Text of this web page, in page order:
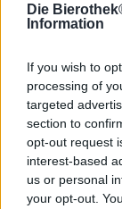
Die
Information
If you wish to
processing of
targeted
section to
opt-out request
interest-based
us or personal
your opt-out.
vale per la luna
birrificio
Purple Moon è
caramello
sua
bicchiere una
sensi e una
cremoso
attraverso l'uso
tostati e sale